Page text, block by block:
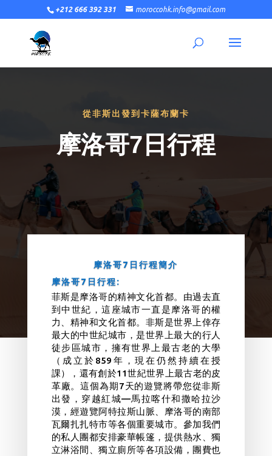
+212 666 392 331 moroccohk.info@gmail.com
從非斯出發到卡薩布蘭卡
摩洛哥7日行程
摩洛哥7日行程簡介
摩洛哥7日行程:
菲斯是摩洛哥的精神文化首都。由過去直
到中世紀，這座城市一直是摩洛哥的權
力、精神和文化首都。 非斯是世界上倖存
最大的中世紀城市，是世界上最大的行人
徒步區城市，擁有世界上最古老的大學
（成立於859年，現在仍然持續在授
課），還有創於11世紀世界上最古老的皮
革廠。這個為期7天的遊覽將帶您從非斯
出發，穿越紅城—馬拉喀什和撒哈拉沙
漠，經遊覽阿特拉斯山脈、摩洛哥的南部
瓦爾扎扎特市等各個重要城市。 參加我們
的私人團都安排豪華帳篷，提供熱水、獨
立淋浴間、獨立廁所等各項設備，團費也